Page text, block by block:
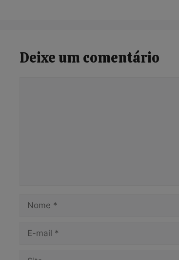
Deixe um comentário
mail